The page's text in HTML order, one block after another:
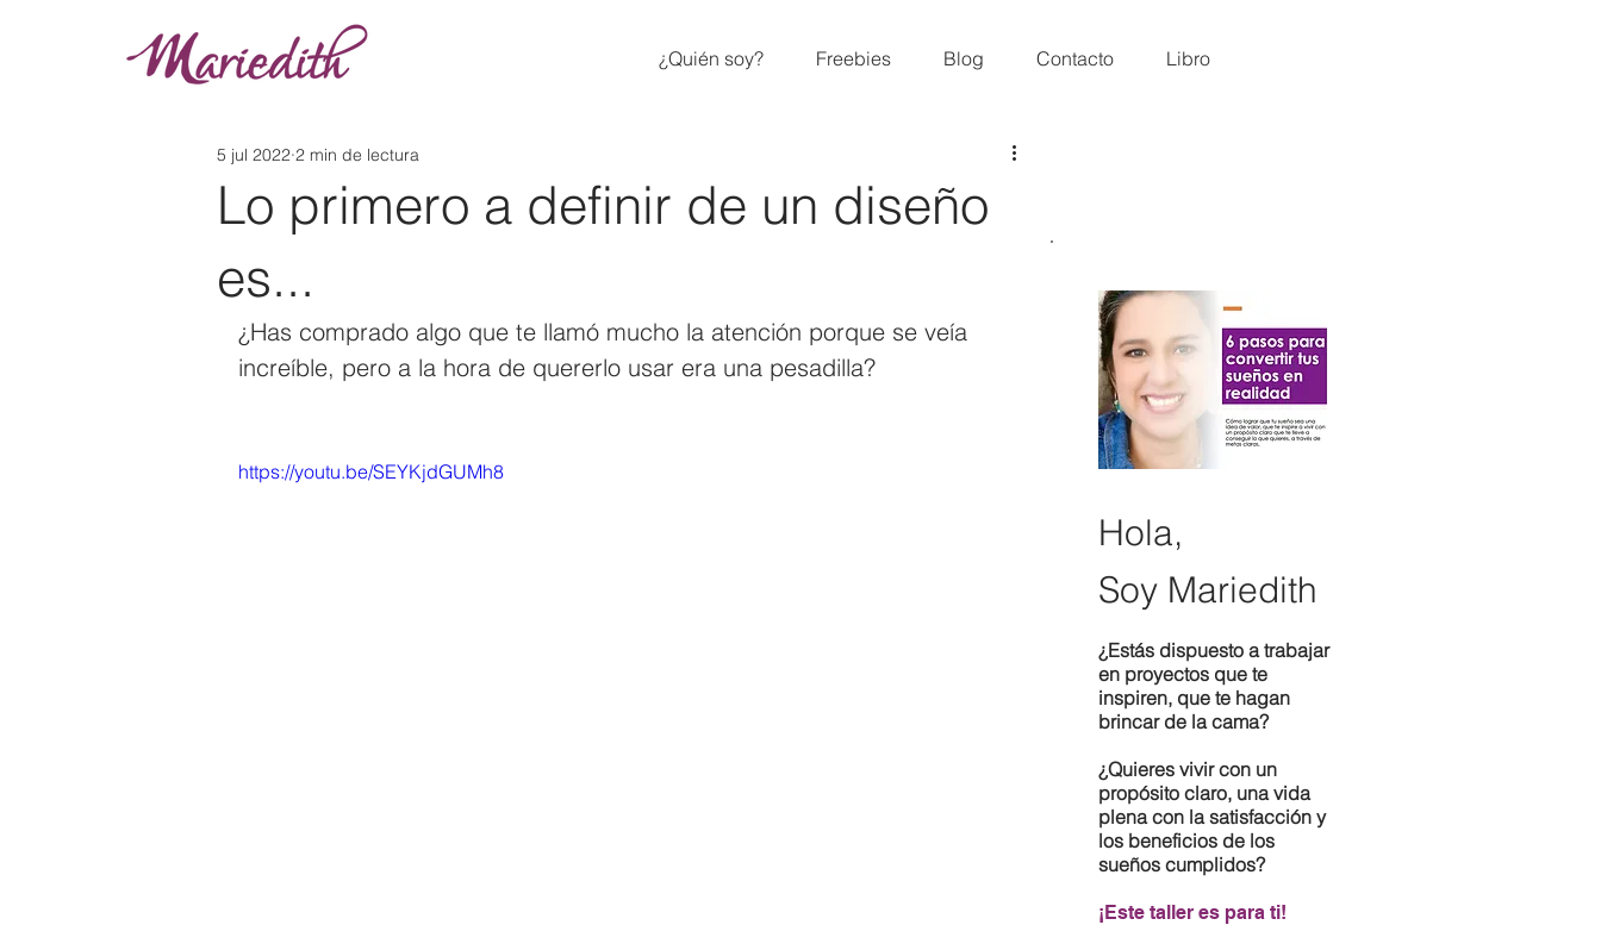
¿Quién soy? Freebies Blog Contacto Libro
Lo primero a definir de un diseño
es...
5 jul 2022 2 min de lectura
¿Has comprado algo que te llamó mucho la atención porque se veía
increíble, pero a la hora de quererlo usar era una pesadilla?
https://youtu.be/SEYKjdGUMh8
Hola,
Soy Mariedith
¿Estás dispuesto a trabajar
en proyectos que te
inspiren, que te hagan
brincar de la cama?
¿Quieres vivir con un
propósito claro, una vida
plena con la satisfacción y
los beneficios de los
sueños cumplidos?
¡Este taller es para ti!